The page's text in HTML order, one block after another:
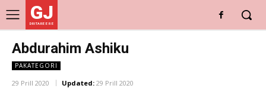
GJ
DRITARE E RE
Abdurahim Ashiku
PAKATEGORI
29 Prill 2020 Updated: 29 Prill 2020